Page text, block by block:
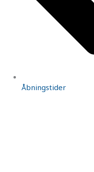
Åbningstider